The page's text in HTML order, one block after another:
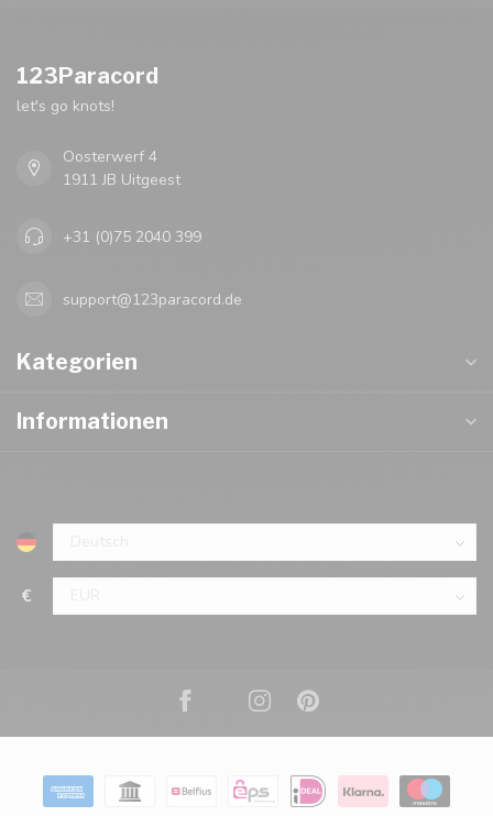
123Paracord
let's go knots!
Oosterwerf 4
1911 JB Uitgeest
+31 (0)75 2040 399
support@123paracord.de
Kategorien
Informationen
€